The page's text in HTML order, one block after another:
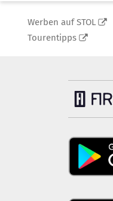
Werben auf STOL
Tourentipps